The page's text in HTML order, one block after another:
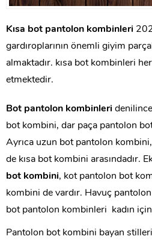
Kısa bot pantolon kombinleri
gardıroplarının önemli giyim
almaktadır. kısa bot kombinleri
etmektedir.
Bot pantolon kombinleri
bot kombini, dar paça pantolon
Ayrıca uzun bot pantolon
de kısa bot kombini arasındadır.
bot kombini, kot pantolon bot
kombini de vardır. Havuç
bot pantolon kombinleri kadın
Pantolon bot kombini bayan